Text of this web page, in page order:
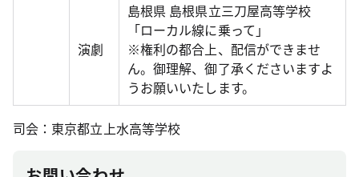
演劇
島根県 島根県立三刀屋高等学校
「ローカル線に乗って」
※権利の都合上、配信ができませ
ん。御理解、御了承くださいますよ
うお願いいたします。
司会：東京都立上水高等学校